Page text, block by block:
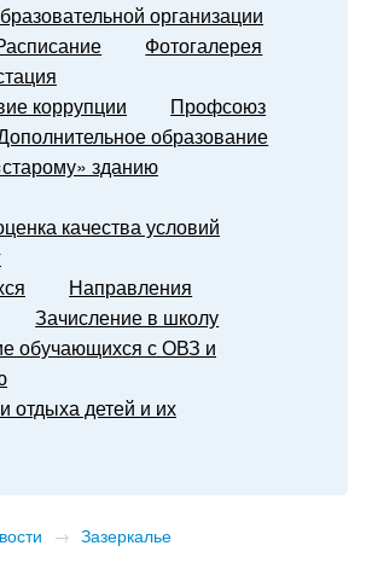
организации
Фотогалерея
коррупции
Профсоюз
образование
зданию
качества условий
Направления
Зачисление в школу
обучающихся с ОВЗ и
отдыха детей и их
→ Зазеркалье